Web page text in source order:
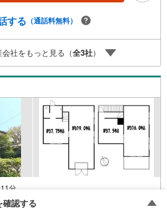
に一度あるかないかの大きなお買い物、お
全力でサポートさせて頂きます！
する （通話料無料）
社をもっと見る（全3社）
分
確認する